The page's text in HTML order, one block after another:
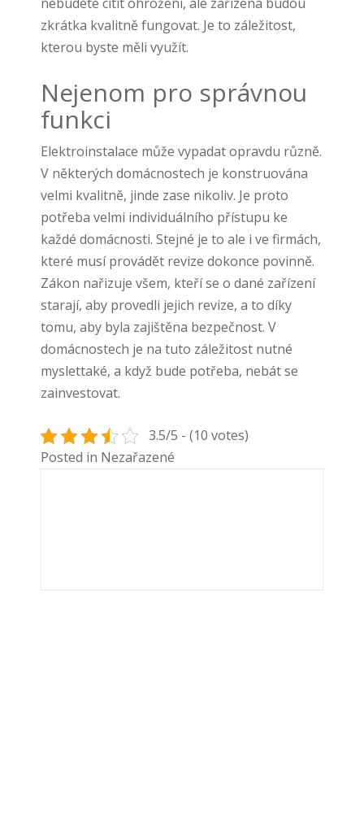
zkrátka kvalitně fungovat. Je to záležitost,
kterou byste měli využít.
Nejenom pro správnou
funkci
Elektroinstalace může vypadat opravdu různě.
V některých domácnostech je konstruována
velmi kvalitně, jinde zase nikoliv. Je proto
potřeba velmi individuálního přístupu ke
každé domácnosti. Stejné je to ale i ve firmách,
které musí provádět revize dokonce povinně.
Zákon nařizuje všem, kteří se o dané zařízení
starají, aby provedli jejich revize, a to díky
tomu, aby byla zajištěna bezpečnost. V
domácnostech je na tuto záležitost nutné
myslettaké, a když bude potřeba, nebát se
zainvestovat.
3.5/5 - (10 votes)
Posted in Nezařazené